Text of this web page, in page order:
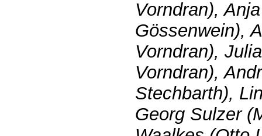
Vorndran),
Gössenwein),
Vorndran),
Vorndran),
Stechbarth),
Georg Sulzer